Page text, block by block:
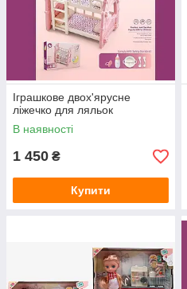
Іграшкове двох'ярусне
ліжечко для ляльок
В наявності
1 450 ₴
Купити